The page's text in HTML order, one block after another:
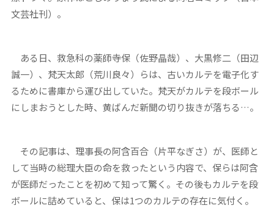
文芸社刊）。
ある日、救急科の薬師寺保（佐野晶哉）、大黒修二（田辺
誠一）、梵天太郎（荒川良々）らは、古いカルテを電子化す
るために書庫から運び出していた。梵天がカルテを段ボール
にしまおうとした時、黄ばんだ新聞の切り抜きが落ちる…。
その記事は、理事長の阿含百合（片平なぎさ）が、医師と
して当時の総理大臣の命を救ったという内容で、保らは阿含
が医師だったことを初めて知って驚く。その後もカルテを段
ボールに詰めていると、保は1つのカルテの存在に気付く。